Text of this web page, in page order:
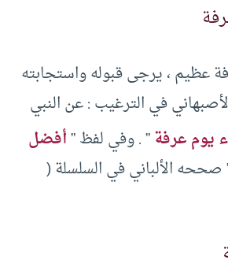
عظيم ، يرجى قبوله واستجابته
في الترغيب : عن النبي
يوم عرفة” . وفي لفظ ”أفضل
صححه الألباني في السلسلة (